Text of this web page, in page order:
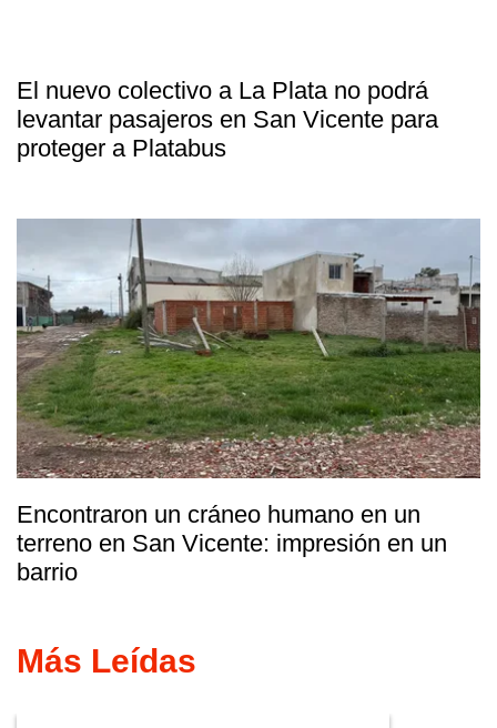
El nuevo colectivo a La Plata no podrá
levantar pasajeros en San Vicente para
proteger a Platabus
Encontraron un cráneo humano en un
terreno en San Vicente: impresión en un
barrio
Más Leídas